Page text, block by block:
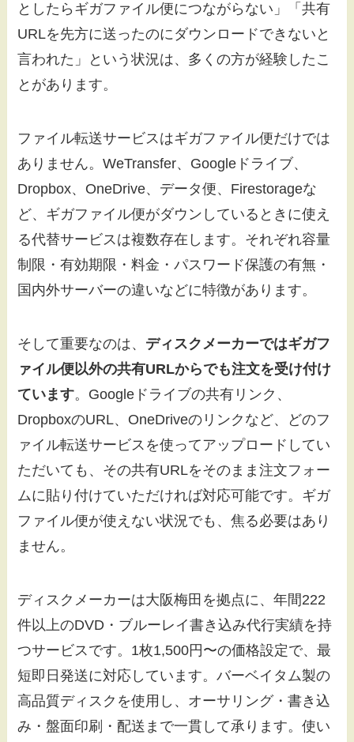
としたらギガファイル便につながらない」「共有
URLを先方に送ったのにダウンロードできないと
言われた」という状況は、多くの方が経験したこ
とがあります。
ファイル転送サービスはギガファイル便だけでは
ありません。WeTransfer、Googleドライブ、
Dropbox、OneDrive、データ便、Firestorageな
ど、ギガファイル便がダウンしているときに使え
る代替サービスは複数存在します。それぞれ容量
制限・有効期限・料金・パスワード保護の有無・
国内外サーバーの違いなどに特徴があります。
そして重要なのは、 ディスクメーカーではギガフ
ァイル便以外の共有URLからでも注文を受け付け
ています。Googleドライブの共有リンク、
DropboxのURL、OneDriveのリンクなど、どのフ
ァイル転送サービスを使ってアップロードしてい
ただいても、その共有URLをそのまま注文フォー
ムに貼り付けていただければ対応可能です。ギガ
ファイル便が使えない状況でも、焦る必要はあり
ません。
ディスクメーカーは大阪梅田を拠点に、年間222
件以上のDVD・ブルーレイ書き込み代行実績を持
つサービスです。1枚1,500円〜の価格設定で、最
短即日発送に対応しています。バーベイタム製の
高品質ディスクを使用し、オーサリング・書き込
み・盤面印刷・配送まで一貫して承ります。使い